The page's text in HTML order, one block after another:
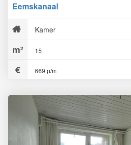
Eemskanaal
Kamer
15
669 p/m